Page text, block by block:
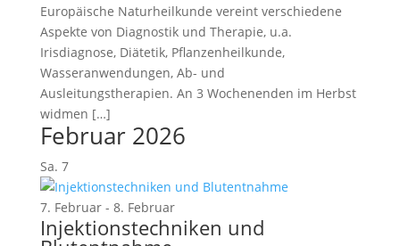
Europäische Naturheilkunde vereint verschiedene
Aspekte von Diagnostik und Therapie, u.a.
Irisdiagnose, Diätetik, Pflanzenheilkunde,
Wasseranwendungen, Ab- und
Ausleitungstherapien. An 3 Wochenenden im Herbst
widmen […]
Februar 2026
Sa. 7
7. Februar- 8. Februar
Injektionstechniken und